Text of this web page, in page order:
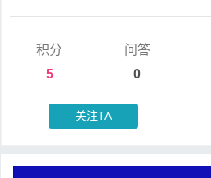
积分
5
问答
0
关注TA